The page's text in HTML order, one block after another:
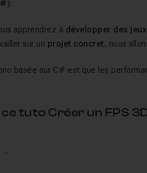
).
apprendrez à développer des
sur un projet concret , nous
basée sur C# est que les
tuto Créer un FPS
toutes les étapes de la création